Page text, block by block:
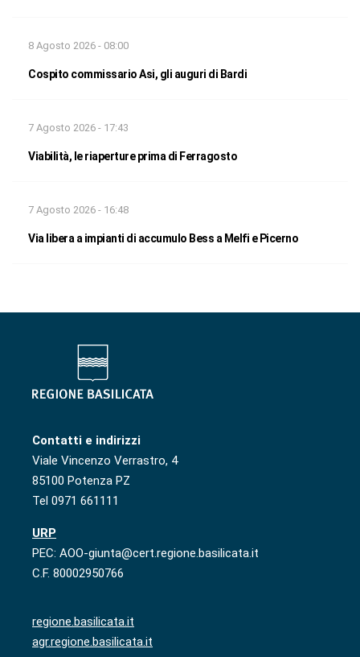
8 Agosto 2026 - 08:00
Cospito commissario Asi, gli auguri di Bardi
7 Agosto 2026 - 17:43
Viabilità, le riaperture prima di Ferragosto
7 Agosto 2026 - 16:48
Via libera a impianti di accumulo Bess a Melfi e Picerno
Contatti e indirizzi
Viale Vincenzo Verrastro, 4
85100 Potenza PZ
Tel 0971 661111
URP
PEC: AOO-giunta@cert.regione.basilicata.it
C.F. 80002950766
regione.basilicata.it
agr.regione.basilicata.it